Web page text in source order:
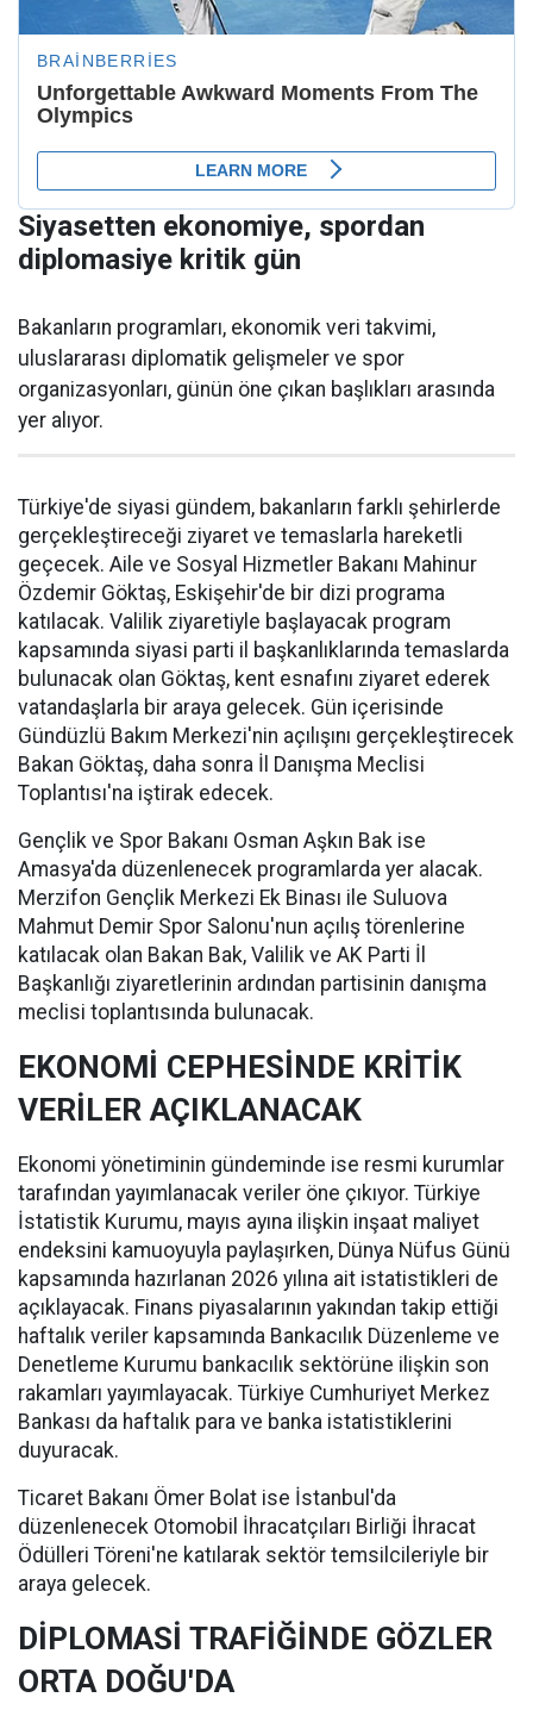
Siyasetten ekonomiye, spordan
diplomasiye kritik gün
Bakanların programları, ekonomik veri takvimi,
uluslararası diplomatik gelişmeler ve spor
organizasyonları, günün öne çıkan başlıkları arasında
yer alıyor.
Türkiye'de siyasi gündem, bakanların farklı şehirlerde
gerçekleştireceği ziyaret ve temaslarla hareketli
geçecek. Aile ve Sosyal Hizmetler Bakanı Mahinur
Özdemir Göktaş, Eskişehir'de bir dizi programa
katılacak. Valilik ziyaretiyle başlayacak program
kapsamında siyasi parti il başkanlıklarında temaslarda
bulunacak olan Göktaş, kent esnafını ziyaret ederek
vatandaşlarla bir araya gelecek. Gün içerisinde
Gündüzlü Bakım Merkezi'nin açılışını gerçekleştirecek
Bakan Göktaş, daha sonra İl Danışma Meclisi
Toplantısı'na iştirak edecek.
Gençlik ve Spor Bakanı Osman Aşkın Bak ise
Amasya'da düzenlenecek programlarda yer alacak.
Merzifon Gençlik Merkezi Ek Binası ile Suluova
Mahmut Demir Spor Salonu'nun açılış törenlerine
katılacak olan Bakan Bak, Valilik ve AK Parti İl
Başkanlığı ziyaretlerinin ardından partisinin danışma
meclisi toplantısında bulunacak.
EKONOMİ CEPHESİNDE KRİTİK
VERİLER AÇIKLANACAK
Ekonomi yönetiminin gündeminde ise resmi kurumlar
tarafından yayımlanacak veriler öne çıkıyor. Türkiye
İstatistik Kurumu, mayıs ayına ilişkin inşaat maliyet
endeksini kamuoyuyla paylaşırken, Dünya Nüfus Günü
kapsamında hazırlanan 2026 yılına ait istatistikleri de
açıklayacak. Finans piyasalarının yakından takip ettiği
haftalık veriler kapsamında Bankacılık Düzenleme ve
Denetleme Kurumu bankacılık sektörüne ilişkin son
rakamları yayımlayacak. Türkiye Cumhuriyet Merkez
Bankası da haftalık para ve banka istatistiklerini
duyuracak.
Ticaret Bakanı Ömer Bolat ise İstanbul'da
düzenlenecek Otomobil İhracatçıları Birliği İhracat
Ödülleri Töreni'ne katılarak sektör temsilcileriyle bir
araya gelecek.
DİPLOMASİ TRAFİĞİNDE GÖZLER
ORTA DOĞU'DA